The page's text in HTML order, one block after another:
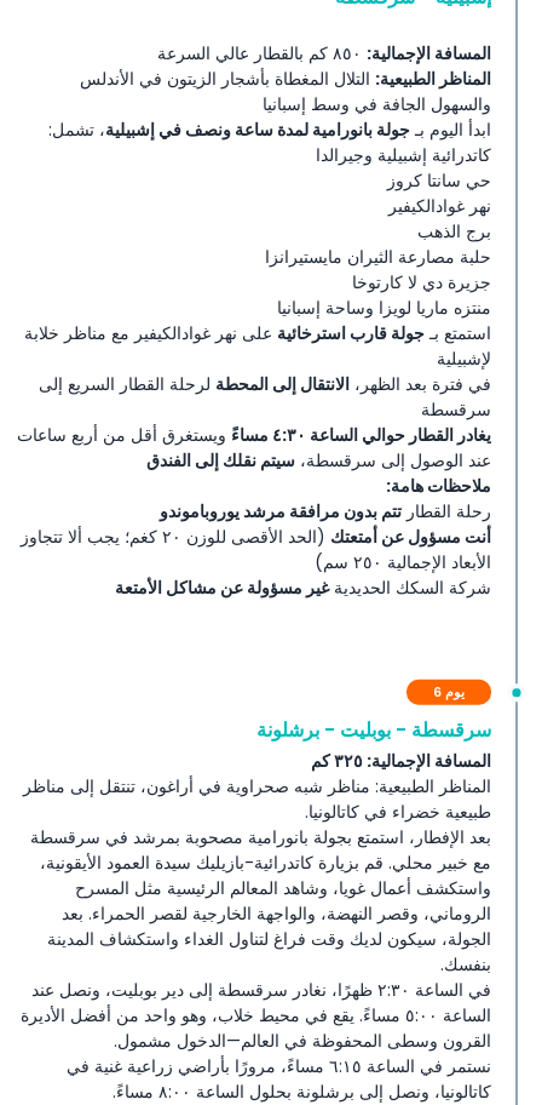
المسافة الإجمالية:
المناظر الطبيعية: التلال المغطاة بأشجار الزيتون في الأندلس
والسهول الجافة في وسط إسبانيا
ابدأ اليوم بـجولة بانورامية لمدة ساعة ونصف في إشبيلية، تشمل:
كاتدرائية إشبيلية وجيرالدا
حي سانتا كروز
نهر غوادالكيفير
برج الذهب
حلبة مصارعة الثيران مايستيرانزا
جزيرة دي لا كارتوخا
منتزه ماريا لويزا وساحة إسبانيا
استمتع بـجولة قارب استرخائية على نهر غوادالكيفير مع مناظر خلابة
لإشبيلية
في فترة بعد الظهر، الانتقال إلى المحطة لرحلة القطار السريع إلى
سرقسطة
يغادر القطار حوالي الساعة ٤:٣٠ مساءً
ويستغرق أقل من أربع ساعات
عند الوصول إلى سرقسطة، سيتم نقلك إلى الفندق
ملاحظات هامة:
رحلة القطار تتم بدون مرافقة مرشد يوروباموندو
أنت مسؤول عن أمتعتك
(الحد الأقصى للوزن ٢٠ كغم؛ يجب ألا تتجاوز
الأبعاد الإجمالية ٢٥٠ سم)
شركة السكك الحديديةغير مسؤولة عن مشاكل الأمتعة
يوم 6
سرقسطة - بوبليت - برشلونة
المسافة الإجمالية: ٣٢٥ كم
المناظر الطبيعية: مناظر شبه صحراوية في أراغون، تنتقل إلى مناظر
طبيعية خضراء في كاتالونيا.
بعد الإفطار، استمتع بجولة بانورامية مصحوبة بمرشد في سرقسطة
مع خبير محلي. قم بزيارة كاتدرائية-بازيليك سيدة العمود الأيقونية،
واستكشف أعمال غويا، وشاهد المعالم الرئيسية مثل المسرح
الروماني، وقصر النهضة، والواجهة الخارجية لقصر الحمراء. بعد
الجولة، سيكون لديك وقت فراغ لتناول الغداء واستكشاف المدينة
بنفسك.
في الساعة ٢:٣٠ ظهرًا، نغادر سرقسطة إلى دير بوبليت، ونصل عند
الساعة ٥:٠٠ مساءً. يقع في محيط خلاب، وهو واحد من أفضل الأديرة
القرون وسطى المحفوظة في العالم—الدخول مشمول.
نستمر في الساعة ٦:١٥ مساءً، مرورًا بأراضي زراعية غنية في
كاتالونيا، ونصل إلى برشلونة بحلول الساعة ٨:٠٠ مساءً.